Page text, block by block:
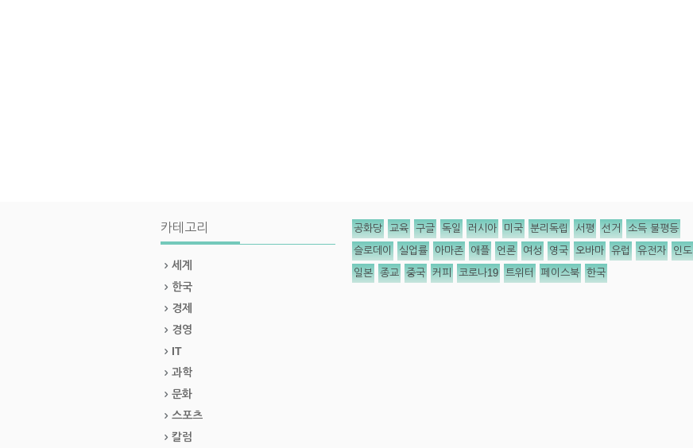
카테고리
세계
한국
경제
경영
IT
과학
문화
스포츠
칼럼
공화당 교육 구글 독일 러시아 미국 분리독립 서평 선거 소득 불평등
슬로데이 실업률 아마존 애플 언론 여성 영국 오바마 유럽 유전자 인도
일본 종교 중국 커피 코로나19 트위터 페이스북 한국